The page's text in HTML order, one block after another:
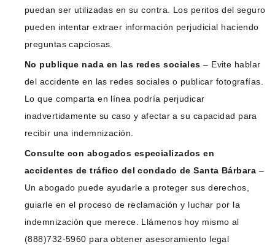
puedan ser utilizadas en su contra. Los peritos del seguro
pueden intentar extraer información perjudicial haciendo
preguntas capciosas.
No publique nada en las redes sociales – Evite hablar
del accidente en las redes sociales o publicar fotografías.
Lo que comparta en línea podría perjudicar
inadvertidamente su caso y afectar a su capacidad para
recibir una indemnización.
Consulte con abogados especializados en
accidentes de tráfico del condado de Santa Bárbara –
Un abogado puede ayudarle a proteger sus derechos,
guiarle en el proceso de reclamación y luchar por la
indemnización que merece. Llámenos hoy mismo al
(888)732-5960 para obtener asesoramiento legal